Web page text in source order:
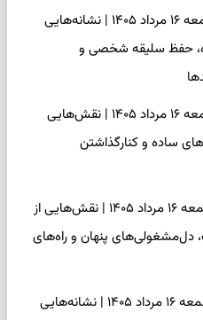
فال اسم امروز جمعه ۱۶ مرداد ۱۴۰۵ | نشانه‌هایی
حفظ سلیقه شخصی و
فال چای امروز جمعه ۱۶ مرداد ۱۴۰۵ | نقش‌هایی
ساده و کنارگذاشتن
فال قهوه امروز جمعه ۱۶ مرداد ۱۴۰۵ | نقش‌هایی از
پنهان و راه‌های
فال شمع امروز جمعه ۱۶ مرداد ۱۴۰۵ | نشانه‌هایی